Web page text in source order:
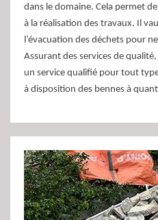
dans le domaine. Cela permet
à la réalisation des travaux. Il
l’évacuation des déchets pour
Assurant des services de
un service qualifié pour tout
à disposition des bennes à